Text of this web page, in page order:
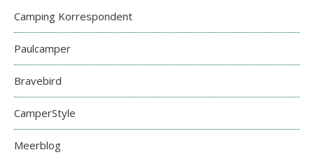
Camping Korrespondent
Paulcamper
Bravebird
CamperStyle
Meerblog